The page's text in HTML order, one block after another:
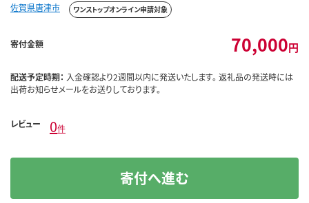
佐賀県唐津市 ワンストップオンライン申請対象
寄付金額 70,000円
配送予定時期： 入金確認より2週間以内に発送いたします。 返礼品の発送時には
出荷お知らせメールをお送りしております。
レビュー 0件
寄付へ進む